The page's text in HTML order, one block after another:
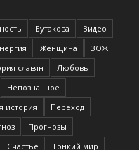
Бутакова
Видео
Женщина
ЗОЖ
славян
Любовь
Непознанное
история
Переход
Прогнозы
Счастье Тонкий мир